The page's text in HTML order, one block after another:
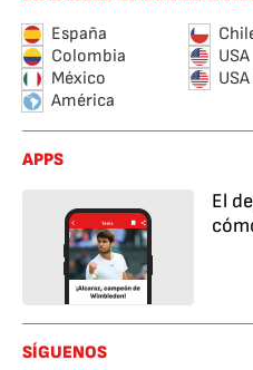
España
Colombia
USA
México
América
APPS
El
SÍGUENOS